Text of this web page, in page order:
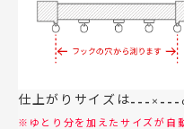
仕上がりサイズは--- × ---
※ゆとり分を加えたサイズが自